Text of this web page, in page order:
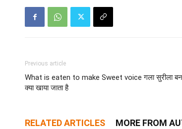
Previous article
What is eaten to make Sweet voice गला सुरीला
क्या खाया जाता है
RELATED ARTICLES MORE FROM